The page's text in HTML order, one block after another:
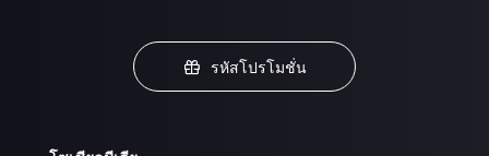
รหัสโปรโมชั่น